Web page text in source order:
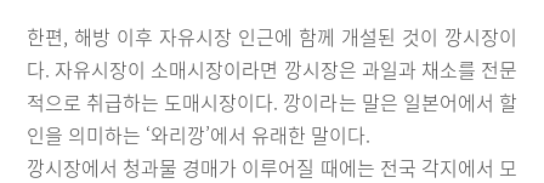
한편, 해방 이후 자유시장 인근에 함께 개설된 것이 깡시장이
다. 자유시장이 소매시장이라면 깡시장은 과일과 채소를 전문
적으로 취급하는 도매시장이다. 깡이라는 말은 일본어에서 할
인을 의미하는 ‘와리깡’에서 유래한 말이다.
깡시장에서 청과물 경매가 이루어질 때에는 전국 각지에서 모